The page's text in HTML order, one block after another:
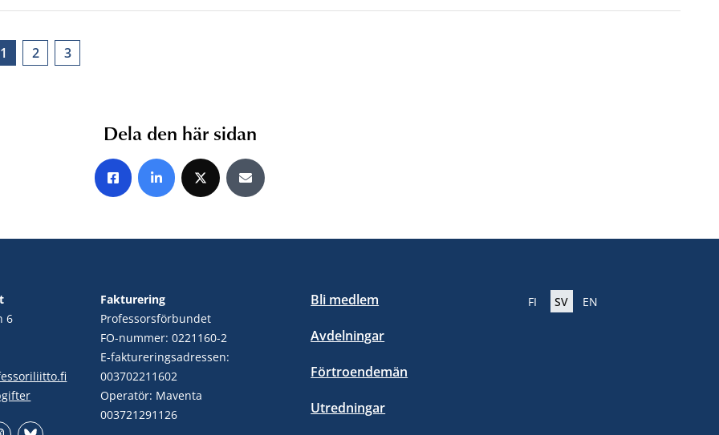
1 2 3
Dela den här sidan
Share on Facebook
Share on LinkedIn
Share on XShare by E-mail
6
Fakturering
Professorsförbundet
FO-nummer: 0221160-2
E-faktureringsadressen:
003702211602
Operatör: Maventa
003721291126
Bli medlem
Avdelningar
Förtroendemän
Utredningar
FI SV EN